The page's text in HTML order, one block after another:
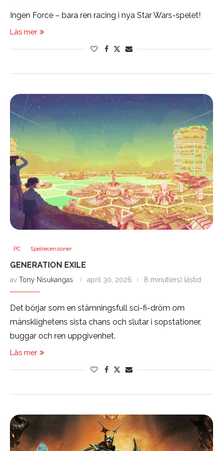
Ingen Force – bara ren racing i nya Star Wars-spelet!
Läs mer
PC Spelrecensioner
GENERATION EXILE
av Tony Nisukangas april 30, 2026 8 minut(ers) lästid
Det börjar som en stämningsfull sci-fi-dröm om
mänsklighetens sista chans och slutar i sopstationer,
buggar och ren uppgivenhet.
Läs mer